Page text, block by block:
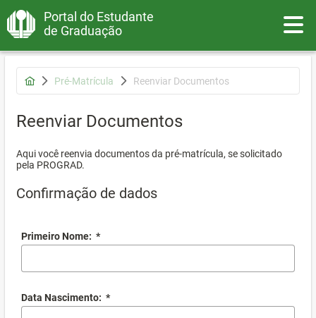
Portal do Estudante
de Graduação
Pré-Matrícula Reenviar Documentos
Reenviar Documentos
Aqui você reenvia documentos da pré-matrícula, se solicitado
pela PROGRAD.
Confirmação de dados
Primeiro Nome: *
Data Nascimento: *